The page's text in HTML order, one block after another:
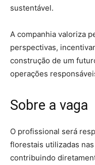
sustentável.
A companhia valoriza
perspectivas,
construção de um
operações
Sobre a vaga
O profissional será
florestais utilizadas
contribuindo